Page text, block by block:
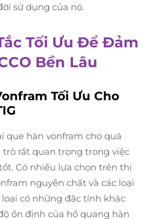
sử dụng của nó.
Tối Ưu Để Đảm
Bền Lâu
Tối Ưu Cho
que hàn vonfram cho quá
rất quan trọng trong việc
Có nhiều lựa chọn trên thị
nguyên chất và các loại
có những đặc tính khác
ổn định của hồ quang hàn